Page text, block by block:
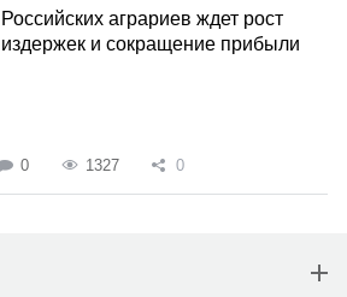
Российских аграриев ждет рост
издержек и сокращение прибыли
0 1327 0